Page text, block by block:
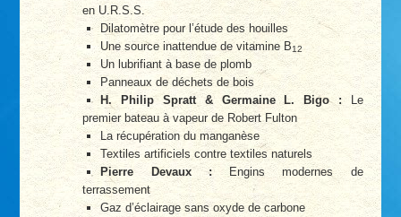
en U.R.S.S.
Dilatomètre pour l’étude des houilles
Une source inattendue de vitamine B12
Un lubrifiant à base de plomb
Panneaux de déchets de bois
H. Philip Spratt & Germaine L. Bigo :Le
premier bateau à vapeur de Robert Fulton
La récupération du manganèse
Textiles artificiels contre textiles naturels
Pierre Devaux :Engins modernes de
terrassement
Gaz d’éclairage sans oxyde de carbone